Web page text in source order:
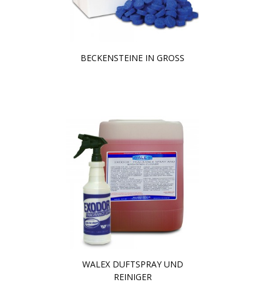
BECKENSTEINE IN GROSS
WALEX DUFTSPRAY UND
REINIGER